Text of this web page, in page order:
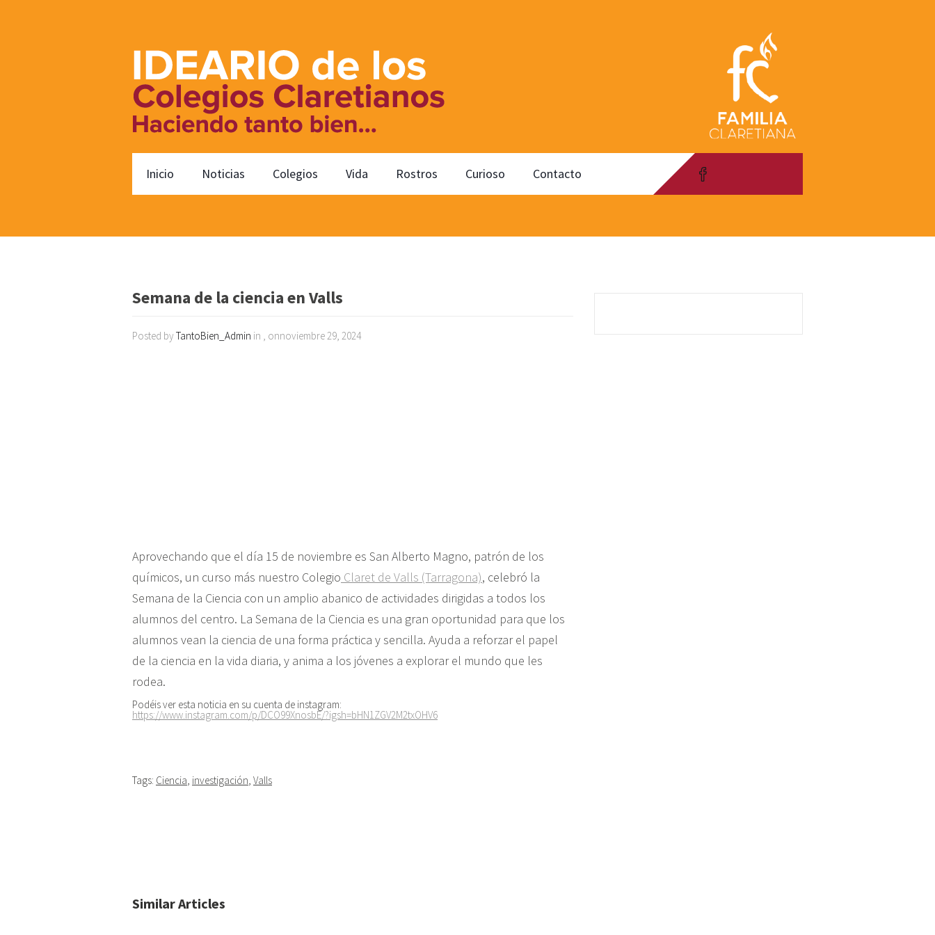
Inicio Noticias Colegios Vida Rostros Curioso Contacto
Semana de la ciencia en Valls
Posted by TantoBien_Admin in , onnoviembre 29, 2024
Aprovechando que el día 15 de noviembre es San Alberto Magno, patrón de los
químicos, un curso más nuestro Colegio Claret de Valls (Tarragona), celebró la
Semana de la Ciencia con un amplio abanico de actividades dirigidas a todos los
alumnos del centro. La Semana de la Ciencia es una gran oportunidad para que los
alumnos vean la ciencia de una forma práctica y sencilla. Ayuda a reforzar el papel
de la ciencia en la vida diaria, y anima a los jóvenes a explorar el mundo que les
rodea.
Podéis ver esta noticia en su cuenta de instagram:
https://www.instagram.com/p/DCO99XnosbE/?igsh=bHN1ZGV2M2txOHV6
Tags: Ciencia, investigación, Valls
Similar Articles